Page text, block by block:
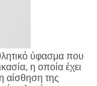
ύφασμα που
η οποία έχει
αίσθηση της